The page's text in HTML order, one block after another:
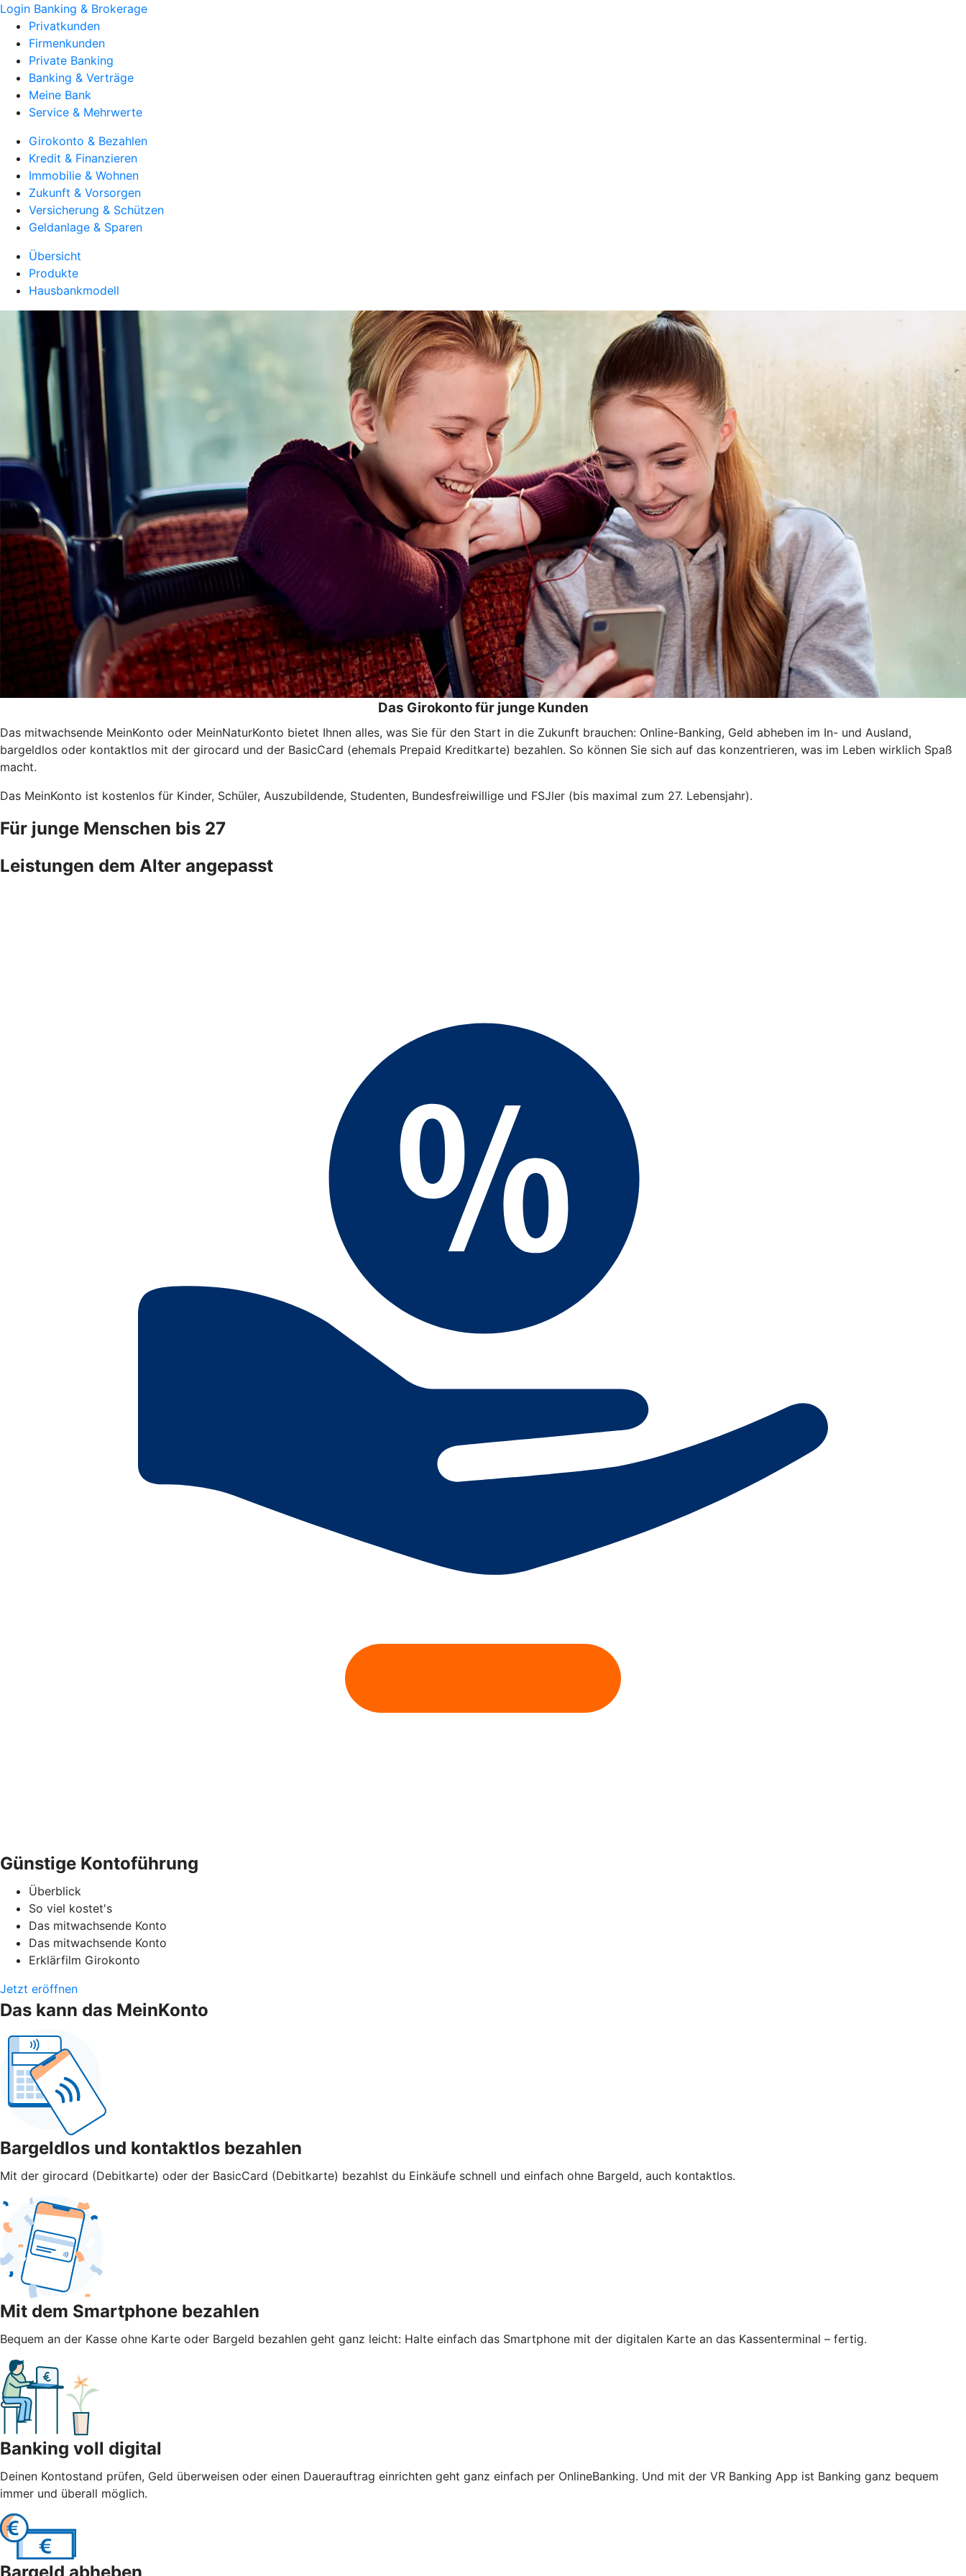
Login Banking & Brokerage
Privatkunden
Firmenkunden
Private Banking
Banking & Verträge
Meine Bank
Service & Mehrwerte
Girokonto & Bezahlen
Kredit & Finanzieren
Immobilie & Wohnen
Zukunft & Vorsorgen
Versicherung & Schützen
Geldanlage & Sparen
Übersicht
Produkte
Hausbankmodell
Das Girokonto für junge Kunden
Das mitwachsende MeinKonto oder MeinNaturKonto bietet Ihnen alles, was Sie für den Start in die Zukunft brauchen: Online-Banking, Geld abheben im In- und Ausland,
bargeldlos oder kontaktlos mit der girocard und der BasicCard (ehemals Prepaid Kreditkarte) bezahlen. So können Sie sich auf das konzentrieren, was im Leben wirklich Spaß
macht.
Das MeinKonto ist kostenlos für Kinder, Schüler, Auszubildende, Studenten, Bundesfreiwillige und FSJler (bis maximal zum 27. Lebensjahr).
Für junge Menschen bis 27
Leistungen dem Alter angepasst
Günstige Kontoführung
Überblick
So viel kostet's
Das mitwachsende Konto
Das mitwachsende Konto
Erklärfilm Girokonto
Jetzt eröffnen
Das kann das MeinKonto
Bargeldlos und kontaktlos bezahlen
Mit der girocard (Debitkarte) oder der BasicCard (Debitkarte) bezahlst du Einkäufe schnell und einfach ohne Bargeld, auch kontaktlos.
Mit dem Smartphone bezahlen
Bequem an der Kasse ohne Karte oder Bargeld bezahlen geht ganz leicht: Halte einfach das Smartphone mit der digitalen Karte an das Kassenterminal – fertig.
Banking voll digital
Deinen Kontostand prüfen, Geld überweisen oder einen Dauerauftrag einrichten geht ganz einfach per OnlineBanking. Und mit der VR Banking App ist Banking ganz bequem
immer und überall möglich.
Bargeld abheben